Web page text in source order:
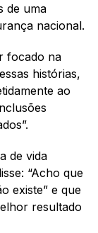
de uma
nacional.
focado na
histórias,
ao
de vida
“Acho que
existe” e que
resultado